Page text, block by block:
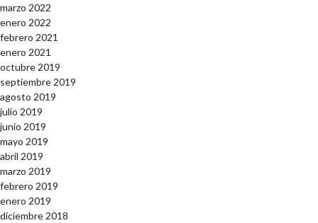
marzo 2022
enero 2022
febrero 2021
enero 2021
octubre 2019
septiembre 2019
agosto 2019
julio 2019
junio 2019
mayo 2019
abril 2019
marzo 2019
febrero 2019
enero 2019
diciembre 2018